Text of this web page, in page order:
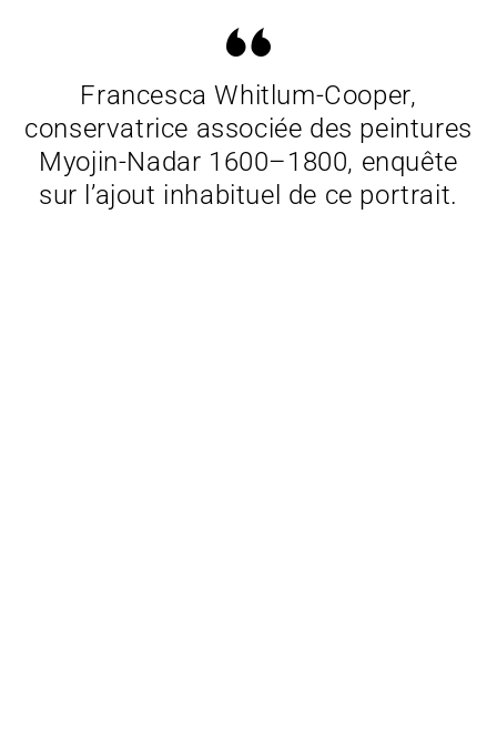
Francesca Whitlum-Cooper,
conservatrice associée des peintures
Myojin-Nadar 1600–1800, enquête
sur l’ajout inhabituel de ce portrait.